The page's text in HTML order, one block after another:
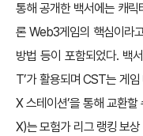
통해 공개한 백서에는 캐
론 Web3게임의 핵심이라
방법 등이 포함되었다. 백
T’가 활용되며 CST는 게임
X 스테이션’을 통해 교환
X)는 모험가 리그 랭킹 보